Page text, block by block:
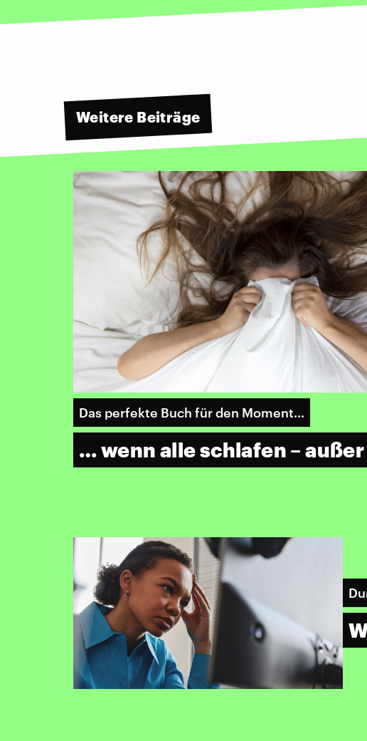
Weitere Beiträge
Das perfekte Buch für den Moment...
… wenn alle schlafen –